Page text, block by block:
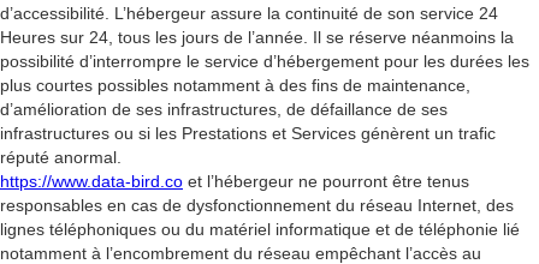
d’accessibilité. L’hébergeur assure la continuité de son service 24
Heures sur 24, tous les jours de l’année. Il se réserve néanmoins la
possibilité d’interrompre le service d’hébergement pour les durées les
plus courtes possibles notamment à des fins de maintenance,
d’amélioration de ses infrastructures, de défaillance de ses
infrastructures ou si les Prestations et Services génèrent un trafic
réputé anormal.
https://www.data-bird.co et l’hébergeur ne pourront être tenus
responsables en cas de dysfonctionnement du réseau Internet, des
lignes téléphoniques ou du matériel informatique et de téléphonie lié
notamment à l’encombrement du réseau empêchant l’accès au